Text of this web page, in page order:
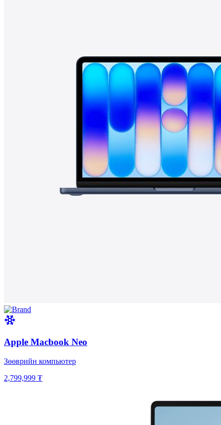
Apple Macbook Neo
Зөөврийн компьютер
2,799,999 ₮